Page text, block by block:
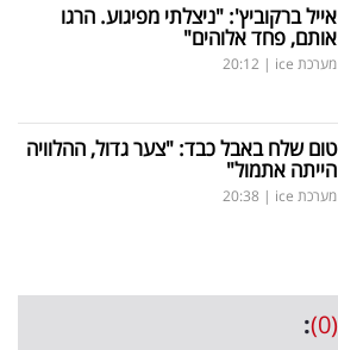
אייל ברקוביץ': "ניצלתי מפיגוע. הרגו
אותם, פחד אלוהים"
מערכת ice |
20:12
טום שלח באבל כבד: "צער גדול, ההלוויה
הייתה אתמול"
מערכת ice |
20:38
(0)
: